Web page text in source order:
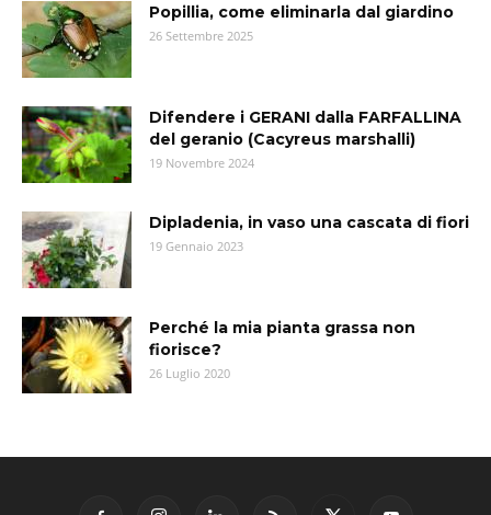
Popillia, come eliminarla dal giardino
26 Settembre 2025
Difendere i GERANI dalla FARFALLINA
del geranio (Cacyreus marshalli)
19 Novembre 2024
Dipladenia, in vaso una cascata di fiori
19 Gennaio 2023
Perché la mia pianta grassa non
fiorisce?
26 Luglio 2020